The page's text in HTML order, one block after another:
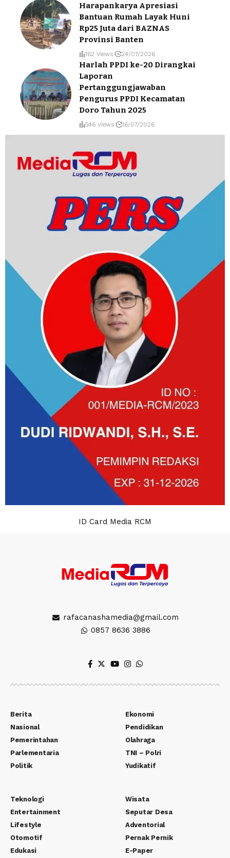
Harapankarya Apresiasi
Bantuan Rumah Layak Huni
Rp25 Juta dari BAZNAS
Provinsi Banten
162 Views 24/07/2026
Harlah PPDI ke-20 Dirangkai
Laporan
Pertanggungjawaban
Pengurus PPDI Kecamatan
Doro Tahun 2025
546 Views 16/07/2026
ID Card Media RCM
rafacanashamedia@gmail.com
0857 8636 3886
Berita
Nasional
Pemerintahan
Parlementaria
Politik
Ekonomi
Pendidikan
Olahraga
TNI – Polri
Yudikatif
Teknologi
Entertainment
Lifestyle
Otomotif
Edukasi
Wisata
Seputar Desa
Adventorial
Pernak Pernik
E-Paper